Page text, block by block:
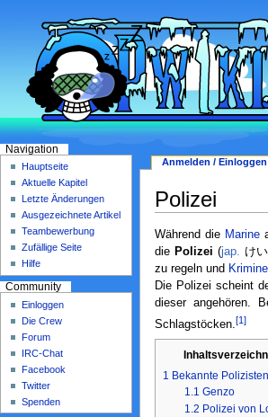
Polizei
Während die Marine
die Polizei (jap. け
zu regeln und
Die Polizei scheint
dieser angehören.
Schlagstöcken.[1]
1 Bekannte Polizisten
1.1 Genzo
1.2 Polizei von
Anmelden / Einloggen
Navigation
Hauptseite
Aktuelle Kapitel
Letzte Änderungen
Ausgezeichnete Artikel
Teambewerbung
Zufällige Seite
Hilfe
Community
Einloggen
Die Crew
Forum
IRC-Chat
Facebook
Twitter
Spenden